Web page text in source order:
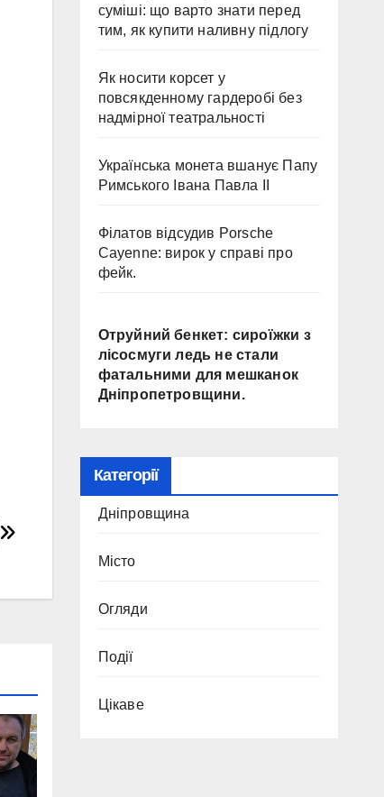
суміші: що варто знати перед
тим, як купити наливну підлогу
Як носити корсет у
повсякденному гардеробі без
надмірної театральності
Українська монета вшанує Папу
Римського Івана Павла II
Філатов відсудив Porsche
Cayenne: вирок у справі про
фейк.
Отруйний бенкет: сироїжки з
лісосмуги ледь не стали
фатальними для мешканок
Дніпропетровщини.
Категорії
Дніпровщина
Місто
Огляди
Події
Цікаве